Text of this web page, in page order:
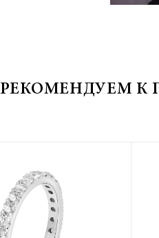
РЕКОМЕНДУЕМ К